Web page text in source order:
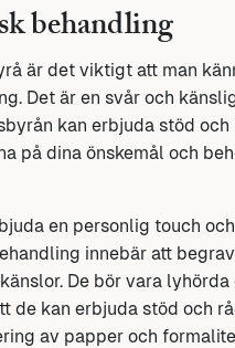
behandling
är det viktigt att man
Det är en svår och
kan erbjuda stöd och
på dina önskemål och
en personlig touch
innebär att
De bör vara
de kan erbjuda stöd och
av papper och